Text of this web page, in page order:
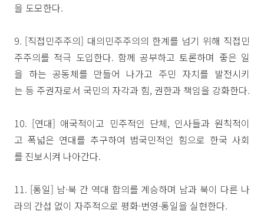
을 도모한다.
9. [직접민주주의] 대의민주주의의 한계를 넘기 위해 직접민
주주의를 적극 도입한다. 함께 공부하고 토론하며 좋은 일
을 하는 공동체를 만들어 나가고 주민 자치를 발전시키
는 등 주권자로서 국민의 자각과 힘, 권한과 책임을 강화한다.
10. [연대] 애국적이고 민주적인 단체, 인사들과 원칙적이
고 폭넓은 연대를 추구하여 범국민적인 힘으로 한국 사회
를 진보시켜 나아간다.
11. [통일] 남·북 간 역대 합의를 계승하며 남과 북이 다른 나
라의 간섭 없이 자주적으로 평화·번영·통일을 실현한다.